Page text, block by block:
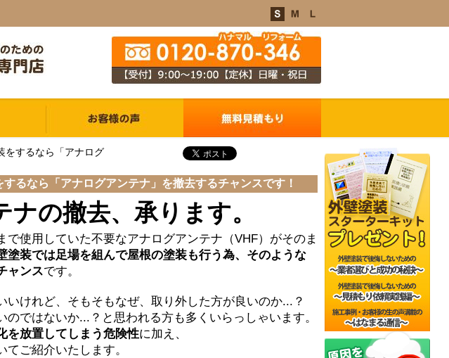
をするなら「アナログ
るなら「アナログアンテナ」を撤去するチャンスです！
の撤去、承ります。
使用していた不要なアナログアンテナ（VHF）がそのま
塗装では足場を組んで屋根の塗装も行う為、そのような
ャンスです。
いけれど、そもそもなぜ、取り外した方が良いのか...？
ではないか...？と思われる方も多くいらっしゃいます。
を放置してしまう危険性に加え、
てご紹介いたします。